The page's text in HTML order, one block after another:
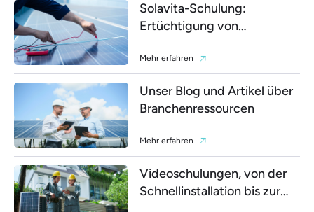
Solavita-Schulung:
Ertüchtigung von
Mehr erfahren
Unser Blog und Artikel über
Branchenressourcen
Mehr erfahren
Videoschulungen, von der
Schnellinstallation bis zur